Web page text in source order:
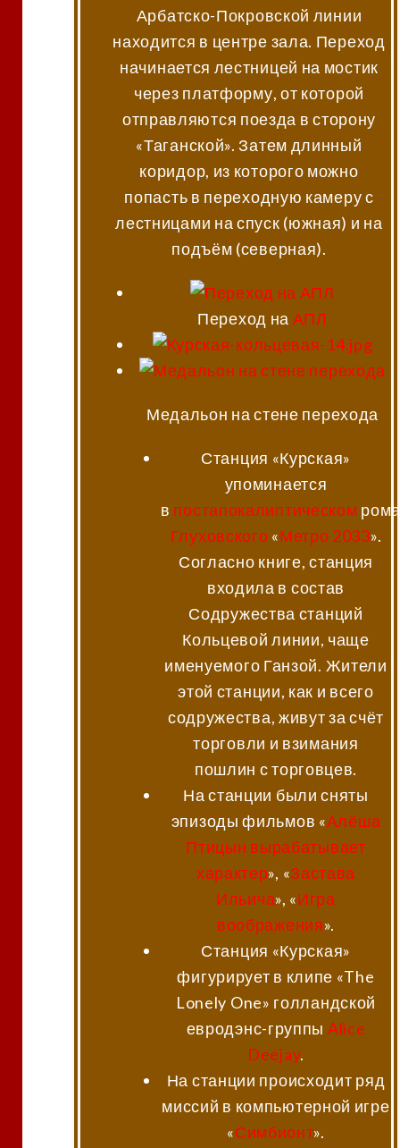
Арбатско-Покровской линии
находится в центре зала. Переход
начинается лестницей на мостик
через платформу, от которой
отправляются поезда в сторону
«Таганской». Затем длинный
коридор, из которого можно
попасть в переходную камеру с
лестницами на спуск (южная) и на
подъём (северная).
Переход на АПЛ
Медальон на стене перехода
Станция «Курская»
упоминается
в постапокалиптическом
Глуховского «Метро 2033».
Согласно книге, станция
входила в состав
Содружества станций
Кольцевой линии, чаще
именуемого Ганзой. Жители
этой станции, как и всего
содружества, живут за счёт
торговли и взимания
пошлин с торговцев.
На станции были сняты
эпизоды фильмов «Алёша
Птицын вырабатывает
характер», «Застава
Ильича», «Игра
воображения».
Станция «Курская»
фигурирует в клипе «The
Lonely One» голландской
евродэнс-группы Alice
Deejay.
На станции происходит ряд
миссий в компьютерной игре
«Симбионт».